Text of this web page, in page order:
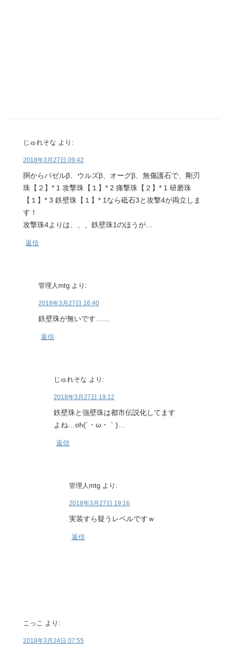
じゅれそな より:
2018年3月27日 09:42
胴からバゼルβ、ウルズβ、オーグβ、無傷護石で、剛刃
珠【２】* 1 攻撃珠【１】* 2 痛撃珠【２】* 1 研磨珠
【１】* 3 鉄壁珠【１】* 1なら砥石3と攻撃4が両立しま
す！
攻撃珠4よりは、、、鉄壁珠1のほうが…
返信
管理人mtg より:
2018年3月27日 16:40
鉄壁珠が無いです……
返信
じゅれそな より:
2018年3月27日 19:12
鉄壁珠と強壁珠は都市伝説化してます
よね…oh(´・ω・｀)…
返信
管理人mtg より:
2018年3月27日 19:16
実装すら疑うレベルですｗ
返信
こっこ より:
2018年3月24日 07:55